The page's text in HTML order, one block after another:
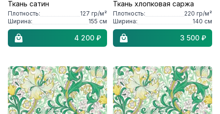
Ткань сатин
Плотность: 127 гр/м²
Ширина:
155 см
4 200 ₽
Ткань хлопковая саржа
Плотность: 220 гр/м²
Ширина:
140 см
3 500 ₽